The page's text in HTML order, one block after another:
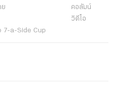
ย
คอลัมน์
วิดีโอ
7-a-Side Cup